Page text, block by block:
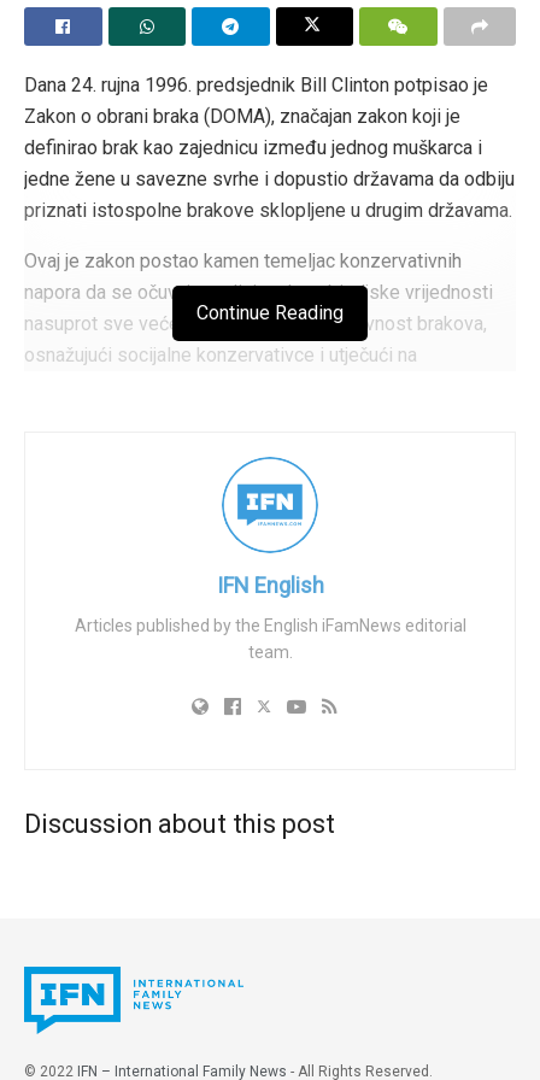
Dana 24. rujna 1996. predsjednik Bill Clinton potpisao je
Zakon o obrani braka (DOMA), značajan zakon koji je
definirao brak kao zajednicu između jednog muškarca i
jedne žene u savezne svrhe i dopustio državama da odbiju
priznati istospolne brakove sklopljene u drugim državama.
Ovaj je zakon postao kamen temeljac konzervativnih
napora da se očuvaju tradicionalne obiteljske vrijednosti
nasuprot sve većem pritisku za ravnopravnost brakova,
osnažujući socijalne konzervativce i utječući na
Continue Reading
Ovaj dan u konzervativnoj povijesti
IFN English
Articles published by the English iFamNews editorial
team.
Discussion about this post
© 2022 IFN – International Family News - All Rights Reserved.